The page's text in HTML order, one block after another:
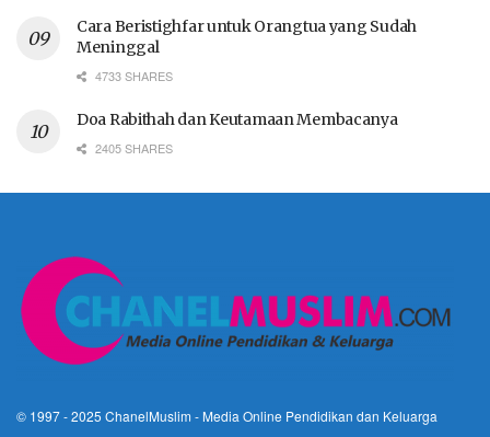
Cara Beristighfar untuk Orangtua yang Sudah
Meninggal
4733 SHARES
Doa Rabithah dan Keutamaan Membacanya
2405 SHARES
© 1997 - 2025 ChanelMuslim - Media Online Pendidikan dan Keluarga